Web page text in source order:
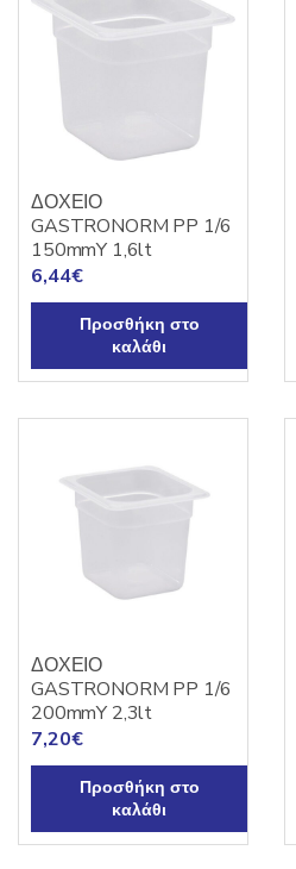
ΔΟΧΕΙΟ
GASTRONORM PP 1/6
150mmY 1,6lt
6,44€
Προσθήκη στο
καλάθι
ΔΟΧΕΙΟ
GASTRONORM PP 1/6
200mmY 2,3lt
7,20€
Προσθήκη στο
καλάθι